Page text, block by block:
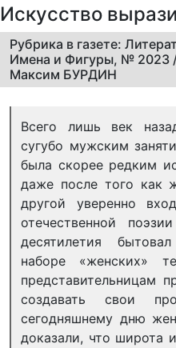
Искусство
Рубрика в газете:
Имена и Фигуры, № 2023
Максим БУРДИН
Всего лишь век
сугубо мужским
была скорее редким
даже после того как
другой уверенно
отечественной
десятилетия
наборе «женских»
представительницам
создавать свои
сегодняшнему дню
доказали, что широта